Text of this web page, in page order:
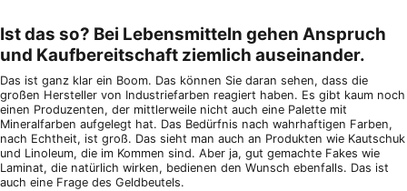
Ist das so? Bei Lebensmitteln gehen Anspruch
und Kaufbereitschaft ziemlich auseinander.
Das ist ganz klar ein Boom. Das können Sie daran sehen, dass die
großen Hersteller von Industriefarben reagiert haben. Es gibt kaum noch
einen Produzenten, der mittlerweile nicht auch eine Palette mit
Mineralfarben aufgelegt hat. Das Bedürfnis nach wahrhaftigen Farben,
nach Echtheit, ist groß. Das sieht man auch an Produkten wie Kautschuk
und Linoleum, die im Kommen sind. Aber ja, gut gemachte Fakes wie
Laminat, die natürlich wirken, bedienen den Wunsch ebenfalls. Das ist
auch eine Frage des Geldbeutels.